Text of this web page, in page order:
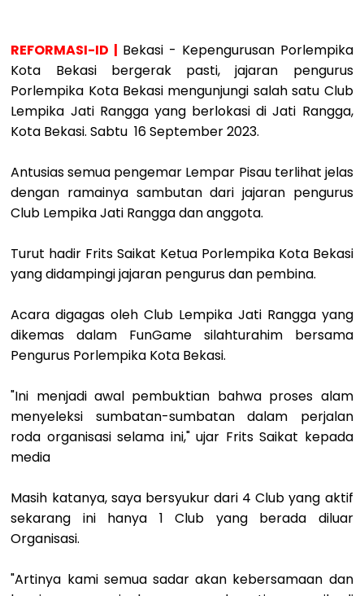
REFORMASI-ID | Bekasi - Kepengurusan Porlempika
Kota Bekasi bergerak pasti, jajaran pengurus
Porlempika Kota Bekasi mengunjungi salah satu Club
Lempika Jati Rangga yang berlokasi di Jati Rangga,
Kota Bekasi. Sabtu 16 September 2023.
Antusias semua pengemar Lempar Pisau terlihat jelas
dengan ramainya sambutan dari jajaran pengurus
Club Lempika Jati Rangga dan anggota.
Turut hadir Frits Saikat Ketua Porlempika Kota Bekasi
yang didampingi jajaran pengurus dan pembina.
Acara digagas oleh Club Lempika Jati Rangga yang
dikemas dalam FunGame silahturahim bersama
Pengurus Porlempika Kota Bekasi.
"Ini menjadi awal pembuktian bahwa proses alam
menyeleksi sumbatan-sumbatan dalam perjalan
roda organisasi selama ini," ujar Frits Saikat kepada
media
Masih katanya, saya bersyukur dari 4 Club yang aktif
sekarang ini hanya 1 Club yang berada diluar
Organisasi.
"Artinya kami semua sadar akan kebersamaan dan